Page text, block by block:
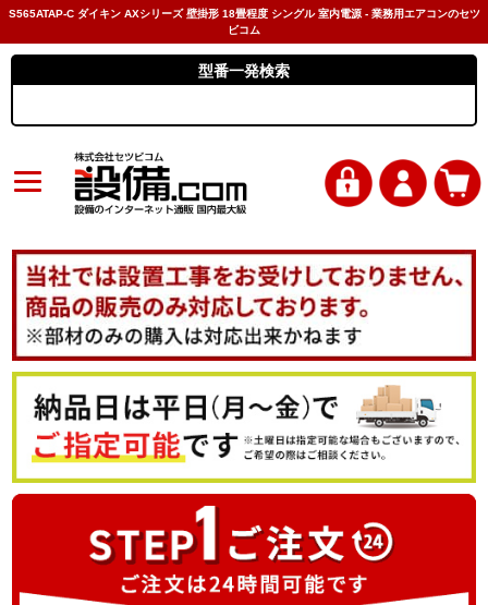
S565ATAP-C ダイキン AXシリーズ 壁掛形 18畳程度 シングル 室内電源 - 業務用エアコンのセツ
ビコム
型番一発検索